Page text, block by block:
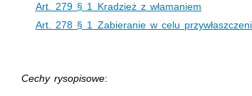
Art. 279 § 1 Kradzież z włamaniem
Art. 278 § 1 Zabieranie w celu
Cechy rysopisowe: